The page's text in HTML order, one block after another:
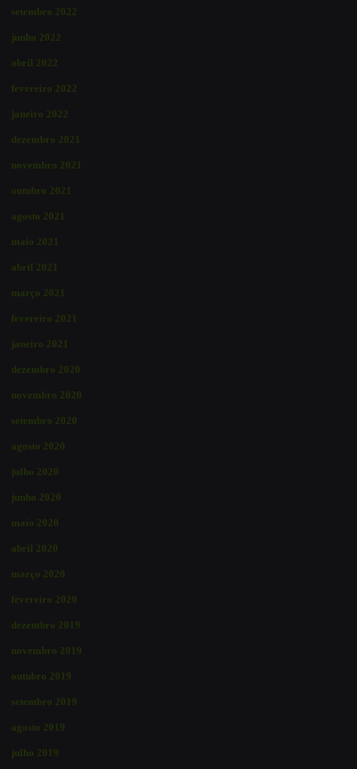
setembro 2022
junho 2022
abril 2022
fevereiro 2022
janeiro 2022
dezembro 2021
novembro 2021
outubro 2021
agosto 2021
maio 2021
abril 2021
março 2021
fevereiro 2021
janeiro 2021
dezembro 2020
novembro 2020
setembro 2020
agosto 2020
julho 2020
junho 2020
maio 2020
abril 2020
março 2020
fevereiro 2020
dezembro 2019
novembro 2019
outubro 2019
setembro 2019
agosto 2019
julho 2019